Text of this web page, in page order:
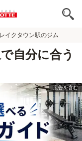
イクタウン駅のジム
自分に合う